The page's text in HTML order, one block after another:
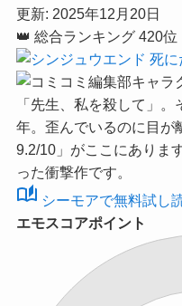
更新: 2025年12月20日
👑 総合ランキング 420位
「先生、私を殺して」
年。歪んでいるのに目が
9.2/10」 がここにありま
った衝撃作です。
auto_stories シーモアで無料試し
エモスコアポイント